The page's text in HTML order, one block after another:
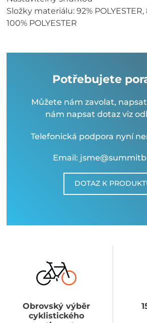
Složky materiálu: 92% POLYESTER,
100% POLYESTER
Potřebujete
Můžete nám zavolat,
nám napsat dotaz viz
Telefonická podpora nyní
Email:
DOTAZ K
Obrovský výběr
cyklistického